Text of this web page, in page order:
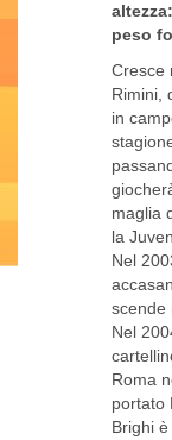
altezza:
peso
Cresce
Rimini,
in
maglia
la
Nel
scende
Nel
Roma
portato
Brighi